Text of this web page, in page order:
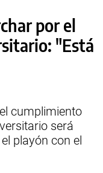
por el
"Está
cumplimiento
será
playón con el